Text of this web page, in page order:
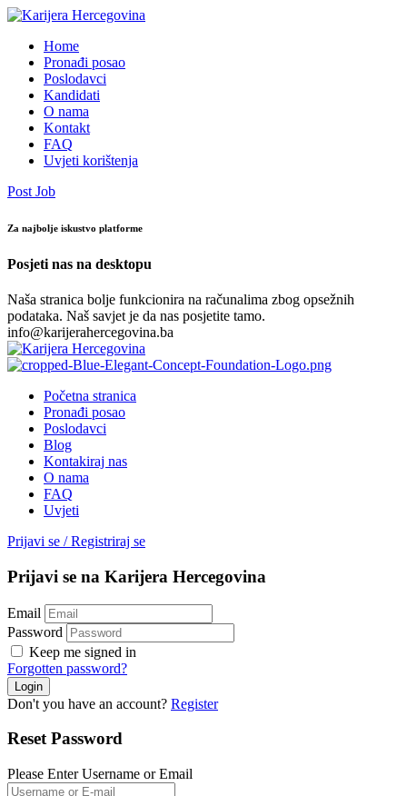
Home
Pronađi posao
Poslodavci
Kandidati
O nama
Kontakt
FAQ
Uvjeti korištenja
Post Job
Za najbolje iskustvo platforme
Posjeti nas na desktopu
Naša stranica bolje funkcionira na računalima zbog opsežnih
podataka. Naš savjet je da nas posjetite tamo.
info@karijerahercegovina.ba
Početna stranica
Pronađi posao
Poslodavci
Blog
Kontakiraj nas
O nama
FAQ
Uvjeti
Prijavi se / Registriraj se
Prijavi se na Karijera Hercegovina
Email
Password
Keep me signed in
Forgotten password?
Don't you have an account? Register
Reset Password
Please Enter Username or Email